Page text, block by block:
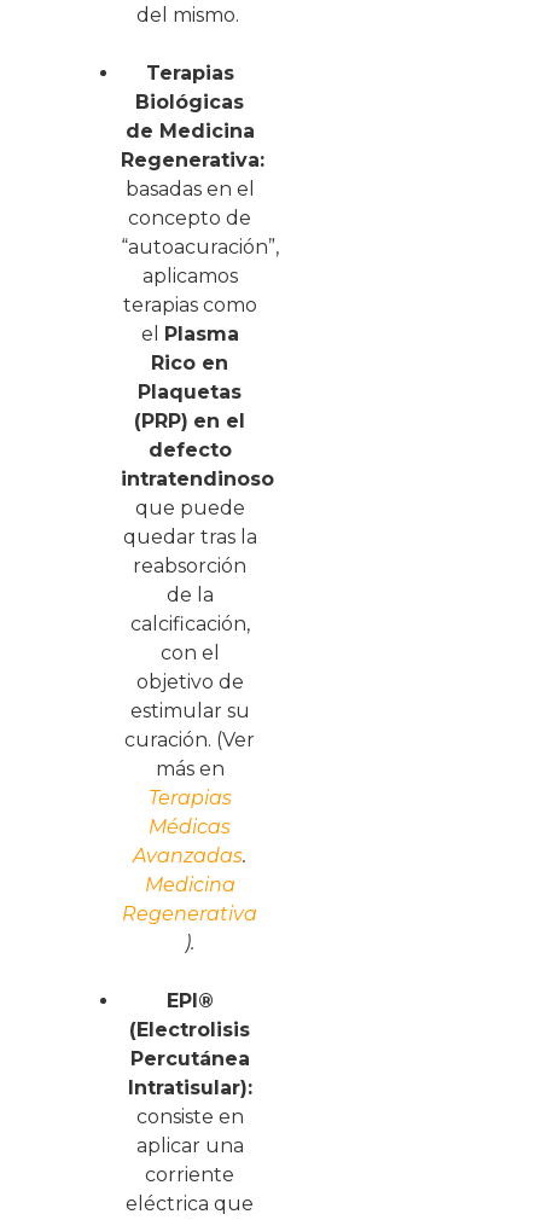
del mismo.
Terapias
Biológicas
de Medicina
Regenerativa:
basadas en el
concepto de
“autoacuración”,
aplicamos
terapias como
el
Plasma
Rico en
Plaquetas
(PRP) en el
defecto
intratendinoso
que puede
quedar tras la
reabsorción
de la
calcificación,
con el
objetivo de
estimular su
curación. (Ver
más en
Terapias
Médicas
Avanzadas.
Medicina
Regenerativa
).
EPI®
(Electrolisis
Percutánea
Intratisular):
consiste en
aplicar una
corriente
eléctrica que